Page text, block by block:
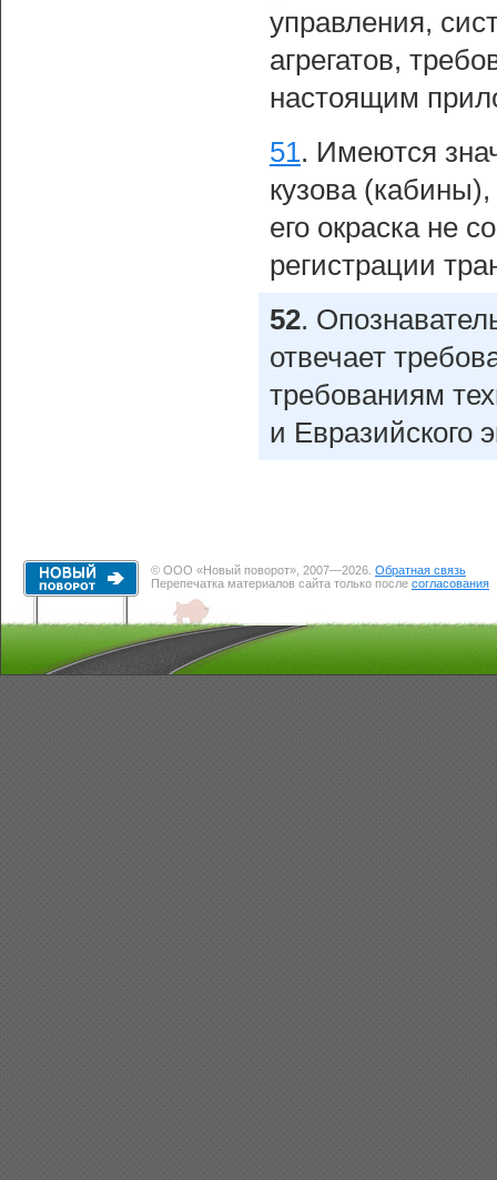
управления,
агрегатов,
настоящим
51 . Имеются
кузова (кабины),
его окраска не
регистрации
52.
отвечает
требованиям
и Евразийского
© ООО «Новый поворот», 2007—2026. Обратная связь
Перепечатка материалов сайта только после согласования